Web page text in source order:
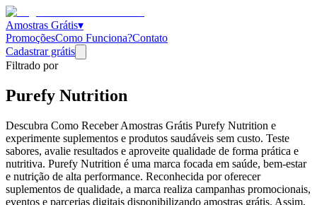
Amostras Grátis▾
PromoçõesComo Funciona?Contato
Cadastrar grátis
Filtrado por
Purefy Nutrition
Descubra Como Receber Amostras Grátis Purefy Nutrition e
experimente suplementos e produtos saudáveis sem custo. Teste
sabores, avalie resultados e aproveite qualidade de forma prática e
nutritiva. Purefy Nutrition é uma marca focada em saúde, bem-estar
e nutrição de alta performance. Reconhecida por oferecer
suplementos de qualidade, a marca realiza campanhas promocionais,
eventos e parcerias digitais disponibilizando amostras grátis. Assim,